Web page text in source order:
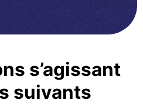
s’agissant
suivants